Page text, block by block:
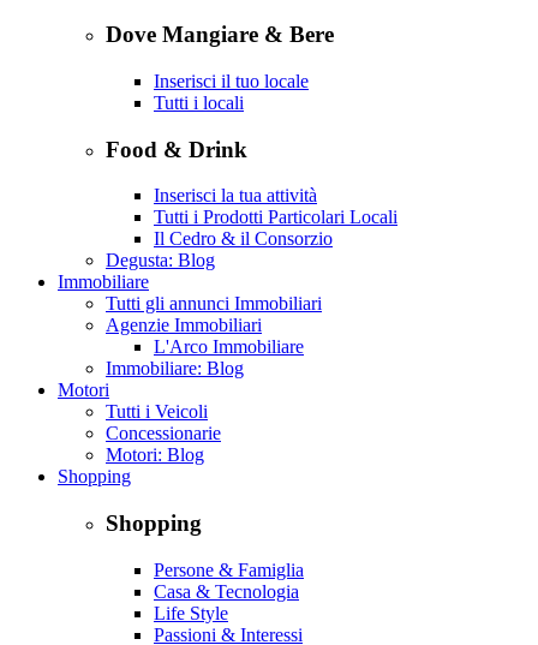
Dove Mangiare & Bere
Inserisci il tuo locale
Tutti i locali
Food & Drink
Inserisci la tua attività
Tutti i Prodotti Particolari Locali
Il Cedro & il Consorzio
Degusta: Blog
Immobiliare
Tutti gli annunci Immobiliari
Agenzie Immobiliari
L'Arco Immobiliare
Immobiliare: Blog
Motori
Tutti i Veicoli
Concessionarie
Motori: Blog
Shopping
Shopping
Persone & Famiglia
Casa & Tecnologia
Life Style
Passioni & Interessi